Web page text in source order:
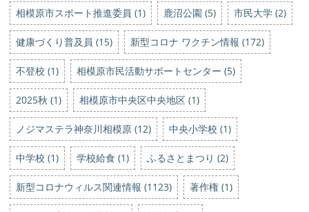
相模原市スポート推進委員 (1) 鹿沼公園 (5) 市民大学 (2)
健康づくり普及員 (15) 新型コロナ ワクチン情報 (172)
不登校 (1) 相模原市民活動サポートセンター (5)
2025秋 (1) 相模原市中央区中央地区 (1)
ノジマステラ神奈川相模原 (12) 中央小学校 (1)
中学校 (1) 学校給食 (1) ふるさとまつり (2)
新型コロナウィルス関連情報 (1123) 著作権 (1)